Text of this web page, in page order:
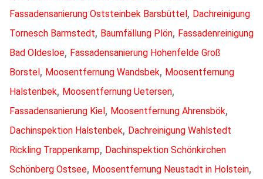
Fassadensanierung Oststeinbek Barsbüttel, Dachreinigung
Tornesch Barmstedt, Baumfällung Plön, Fassadenreinigung
Bad Oldesloe, Fassadensanierung Hohenfelde Groß
Borstel, Moosentfernung Wandsbek, Moosentfernung
Halstenbek, Moosentfernung Uetersen,
Fassadensanierung Kiel, Moosentfernung Ahrensbök,
Dachinspektion Halstenbek, Dachreinigung Wahlstedt
Rickling Trappenkamp, Dachinspektion Schönkirchen
Schönberg Ostsee, Moosentfernung Neustadt in Holstein,